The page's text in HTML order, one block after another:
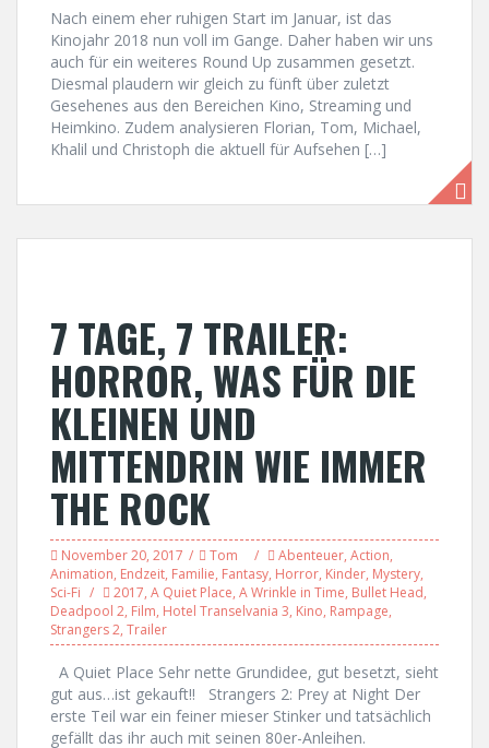
Nach einem eher ruhigen Start im Januar, ist das
Kinojahr 2018 nun voll im Gange. Daher haben wir uns
auch für ein weiteres Round Up zusammen gesetzt.
Diesmal plaudern wir gleich zu fünft über zuletzt
Gesehenes aus den Bereichen Kino, Streaming und
Heimkino. Zudem analysieren Florian, Tom, Michael,
Khalil und Christoph die aktuell für Aufsehen […]
7 TAGE, 7 TRAILER:
HORROR, WAS FÜR DIE
KLEINEN UND
MITTENDRIN WIE IMMER
THE ROCK
November 20, 2017 Tom Abenteuer, Action,
Animation, Endzeit, Familie, Fantasy, Horror, Kinder, Mystery,
Sci-Fi
2017, A Quiet Place, A Wrinkle in Time, Bullet Head,
Deadpool 2, Film, Hotel Transelvania 3, Kino, Rampage,
Strangers 2, Trailer
A Quiet Place Sehr nette Grundidee, gut besetzt, sieht
gut aus…ist gekauft!! Strangers 2: Prey at Night Der
erste Teil war ein feiner mieser Stinker und tatsächlich
gefällt das ihr auch mit seinen 80er-Anleihen.